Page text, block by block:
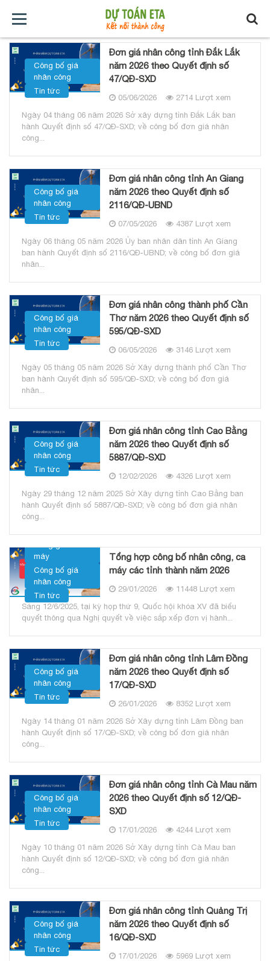
TRANG
CHỦ
GIỚI
THIỆU
TẢI
VỀ
TIN
TỨC
BÁO
GIÁ
KHÓA
HỌC
DỰNG
Công bố giá
nhân công
Tin tức
Đơn giá nhân công tỉnh Đắk Lắk
năm 2026 theo Quyết định số
47/QĐ-SXD
05/06/2026
2714 Lượt xem
Ngày 04 tháng 06 năm 2026 Sở xây dựng tỉnh Đắk Lắk ban
hành Quyết định số 47/QĐ-SXD; về công bố đơn giá nhân
công...
Công bố giá
nhân công
Tin tức
Đơn giá nhân công tỉnh An Giang
năm 2026 theo Quyết định số
2116/QĐ-UBND
07/05/2026
4387 Lượt xem
Ngày 06 tháng 05 năm 2026 Ủy ban nhân dân tỉnh An Giang
ban hành Quyết định số 2116/QĐ-UBND; về công bố đơn giá
nhân...
Công bố giá
nhân công
Tin tức
Đơn giá nhân công thành phố Cần
Thơ năm 2026 theo Quyết định số
595/QĐ-SXD
06/05/2026
3146 Lượt xem
Ngày 05 tháng 05 năm 2026 Sở Xây dựng thành phố Cần Thơ
ban hành Quyết định số 595/QĐ-SXD; về công bố đơn giá
nhân...
Công bố giá
nhân công
Tin tức
Đơn giá nhân công tỉnh Cao Bằng
năm 2026 theo Quyết định số
5887/QĐ-SXD
12/02/2026
4326 Lượt xem
Ngày 29 tháng 12 năm 2025 Sở Xây dựng tỉnh Cao Bằng ban
hành Quyết định số 5887/QĐ-SXD; về công bố đơn giá nhân
công...
Bảng giá ca
máy
Công bố giá
nhân công
Tin tức
Tổng hợp công bố nhân công, ca
máy các tỉnh thành năm 2026
29/01/2026
11448 Lượt xem
Sáng 12/6/2025, tại kỳ họp thứ 9, Quốc hội khóa XV đã biểu
quyết thông qua Nghị quyết về việc sắp xếp đơn vị hành...
Công bố giá
nhân công
Tin tức
Đơn giá nhân công tỉnh Lâm Đồng
năm 2026 theo Quyết định số
17/QĐ-SXD
26/01/2026
8352 Lượt xem
Ngày 14 tháng 01 năm 2026 Sở Xây dựng tỉnh Lâm Đồng ban
hành Quyết định số 17/QĐ-SXD; về công bố đơn giá nhân
công...
Công bố giá
nhân công
Tin tức
Đơn giá nhân công tỉnh Cà Mau năm
2026 theo Quyết định số 12/QĐ-
SXD
17/01/2026
4244 Lượt xem
Ngày 10 tháng 01 năm 2026 Sở Xây dựng tỉnh Cà Mau ban
hành Quyết định số 12/QĐ-SXD; về công bố đơn giá nhân
công...
Công bố giá
nhân công
Tin tức
Đơn giá nhân công tỉnh Quảng Trị
năm 2026 theo Quyết định số
16/QĐ-SXD
17/01/2026
5969 Lượt xem